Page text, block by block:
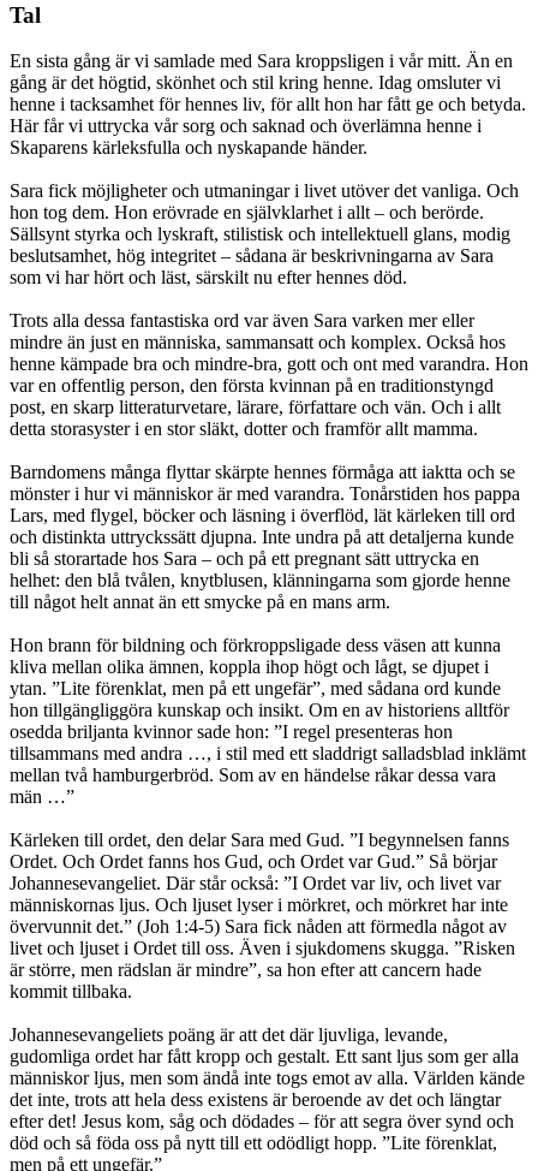
Tal
En sista gång är vi samlade med Sara kroppsligen i vår mitt. Än en
gång är det högtid, skönhet och stil kring henne. Idag omsluter vi
henne i tacksamhet för hennes liv, för allt hon har fått ge och betyda.
Här får vi uttrycka vår sorg och saknad och överlämna henne i
Skaparens kärleksfulla och nyskapande händer.
Sara fick möjligheter och utmaningar i livet utöver det vanliga. Och
hon tog dem. Hon erövrade en självklarhet i allt – och berörde.
Sällsynt styrka och lyskraft, stilistisk och intellektuell glans, modig
beslutsamhet, hög integritet – sådana är beskrivningarna av Sara
som vi har hört och läst, särskilt nu efter hennes död.
Trots alla dessa fantastiska ord var även Sara varken mer eller
mindre än just en människa, sammansatt och komplex. Också hos
henne kämpade bra och mindre-bra, gott och ont med varandra. Hon
var en offentlig person, den första kvinnan på en traditionstyngd
post, en skarp litteraturvetare, lärare, författare och vän. Och i allt
detta storasyster i en stor släkt, dotter och framför allt mamma.
Barndomens många flyttar skärpte hennes förmåga att iaktta och se
mönster i hur vi människor är med varandra. Tonårstiden hos pappa
Lars, med flygel, böcker och läsning i överflöd, lät kärleken till ord
och distinkta uttryckssätt djupna. Inte undra på att detaljerna kunde
bli så storartade hos Sara – och på ett pregnant sätt uttrycka en
helhet: den blå tvålen, knytblusen, klänningarna som gjorde henne
till något helt annat än ett smycke på en mans arm.
Hon brann för bildning och förkroppsligade dess väsen att kunna
kliva mellan olika ämnen, koppla ihop högt och lågt, se djupet i
ytan. ”Lite förenklat, men på ett ungefär”, med sådana ord kunde
hon tillgängliggöra kunskap och insikt. Om en av historiens alltför
osedda briljanta kvinnor sade hon: ”I regel presenteras hon
tillsammans med andra …, i stil med ett sladdrigt salladsblad inklämt
mellan två hamburgerbröd. Som av en händelse råkar dessa vara
män …”
Kärleken till ordet, den delar Sara med Gud. ”I begynnelsen fanns
Ordet. Och Ordet fanns hos Gud, och Ordet var Gud.” Så börjar
Johannesevangeliet. Där står också: ”I Ordet var liv, och livet var
människornas ljus. Och ljuset lyser i mörkret, och mörkret har inte
övervunnit det.” (Joh 1:4-5) Sara fick nåden att förmedla något av
livet och ljuset i Ordet till oss. Även i sjukdomens skugga. ”Risken
är större, men rädslan är mindre”, sa hon efter att cancern hade
kommit tillbaka.
Johannesevangeliets poäng är att det där ljuvliga, levande,
gudomliga ordet har fått kropp och gestalt. Ett sant ljus som ger alla
människor ljus, men som ändå inte togs emot av alla. Världen kände
det inte, trots att hela dess existens är beroende av det och längtar
efter det! Jesus kom, såg och dödades – för att segra över synd och
död och så föda oss på nytt till ett odödligt hopp. ”Lite förenklat,
men på ett ungefär.”